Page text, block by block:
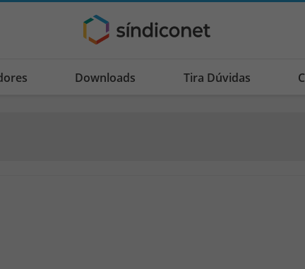
Downloads Tira Dúvidas